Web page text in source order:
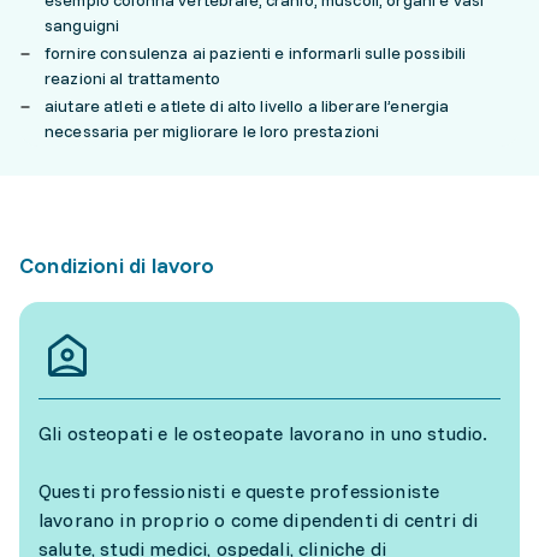
sanguigni
fornire consulenza ai pazienti e informarli sulle possibili
reazioni al trattamento
aiutare atleti e atlete di alto livello a liberare l’energia
necessaria per migliorare le loro prestazioni
Condizioni di lavoro
Gli osteopati e le osteopate lavorano in uno studio.
Questi professionisti e queste professioniste
lavorano in proprio o come dipendenti di centri di
salute, studi medici, ospedali, cliniche di